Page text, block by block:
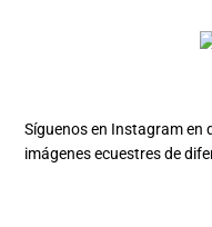
Síguenos en Instagram en
imágenes ecuestres de